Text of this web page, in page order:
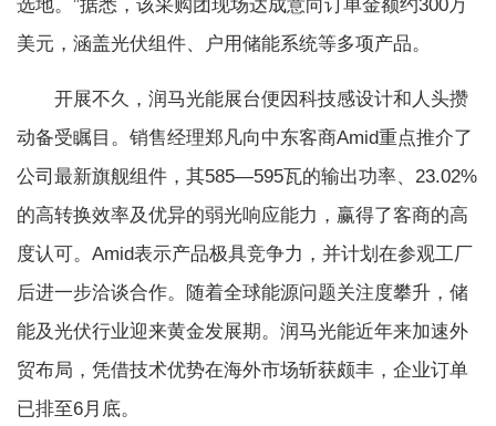
选地。”据悉，该采购团现场达成意向订单金额约300万
美元，涵盖光伏组件、户用储能系统等多项产品。
开展不久，润马光能展台便因科技感设计和人头攒
动备受瞩目。销售经理郑凡向中东客商Amid重点推介了
公司最新旗舰组件，其585—595瓦的输出功率、23.02%
的高转换效率及优异的弱光响应能力，赢得了客商的高
度认可。Amid表示产品极具竞争力，并计划在参观工厂
后进一步洽谈合作。随着全球能源问题关注度攀升，储
能及光伏行业迎来黄金发展期。润马光能近年来加速外
贸布局，凭借技术优势在海外市场斩获颇丰，企业订单
已排至6月底。